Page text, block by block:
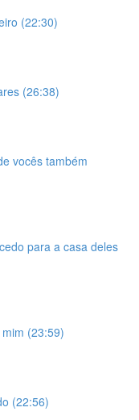
(22:30)
(26:38)
vocês também
para a casa deles
(23:59)
(22:56)